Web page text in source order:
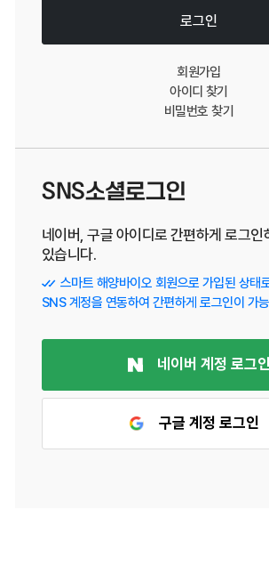
로그인
회원가입
아이디 찾기
비밀번호 찾기
SNS소셜로그인
네이버, 구글 아이디로 간편하게 로그인
있습니다.
스마트 해양바이오 회원으로 가입된 상태
SNS 계정을 연동하여 간편하게 로그인이 가
네이버 계정 로그인
구글 계정 로그인